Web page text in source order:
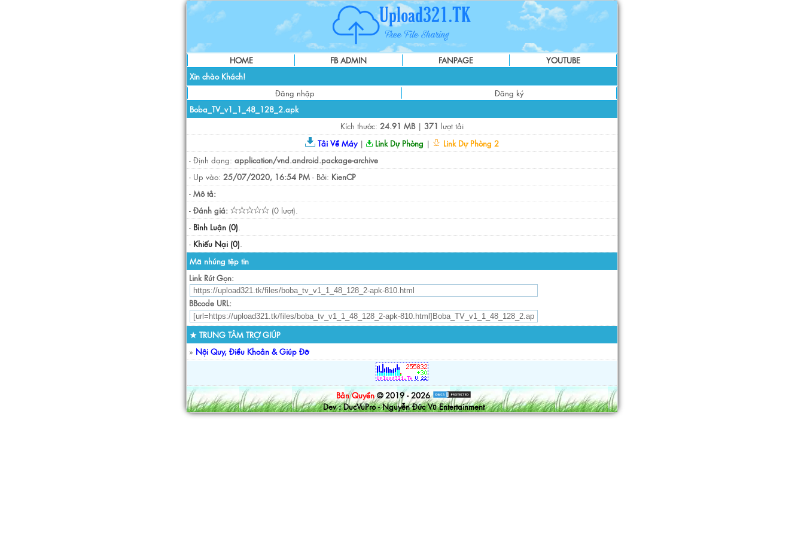
HOME FB ADMIN FANPAGE
YOUTUBE
Xin chào Khách!
Đăng nhập
Đăng ký
Boba_TV_v1_1_48_128_2.apk
Kích thước: 24.91 MB| 371 lượt tải
Tải Về Máy| Link Dự Phòng |
Link Dự Phòng 2
- Định dạng: application/vnd.android.package-archive
- Up vào: 25/07/2020, 16:54 PM - Bởi: KienCP
- Mô tả:
- Đánh giá:
(0 lượt).
- Bình Luận (0).
- Khiếu Nại (0).
Mã nhúng tệp tin
Link Rút Gọn:
BBcode URL:
★ TRUNG TÂM TRỢ GIÚP
» Nội Quy, Điều Khoản & Giúp Đỡ
Bản Quyền © 2019 - 2026
Dev : DucVuPro - Nguyễn Đức Vũ Entertainment